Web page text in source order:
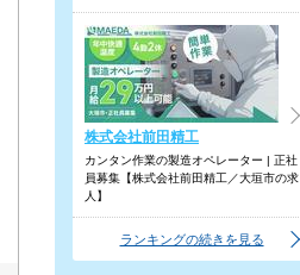
株式会社前田精工
カンタン作業の製造オペレーター | 正社
員募集【株式会社前田精工／大垣市の求
人】
ランキングの続きを見る